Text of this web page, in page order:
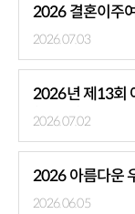
2026 결혼이주
합격자 발표
2026.07.03
2026년 제13회
(~8/31)
2026.07.02
2026 아름다운
발표
2026.06.05